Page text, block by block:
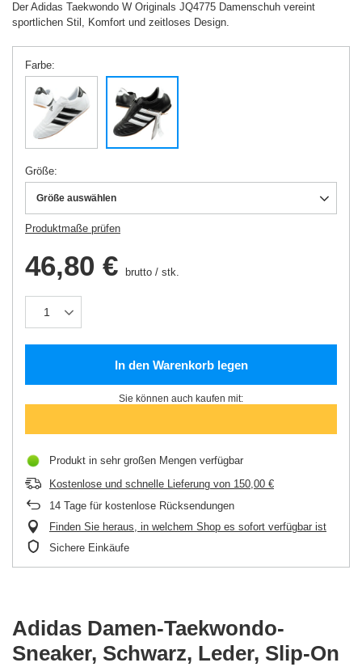
Der Adidas Taekwondo W Originals JQ4775 Damenschuh vereint
sportlichen Stil, Komfort und zeitloses Design.
Farbe
Größe
Größe auswählen
Produktmaße prüfen
46,80 € brutto / stk.
In den Warenkorb legen
Sie können auch kaufen mit:
Produkt in sehr großen Mengen verfügbar
Kostenlose und schnelle Lieferung von 150,00 €
14 Tage für kostenlose Rücksendungen
Finden Sie heraus, in welchem Shop es sofort verfügbar ist
Sichere Einkäufe
Adidas Damen-Taekwondo-
Sneaker, Schwarz, Leder, Slip-On